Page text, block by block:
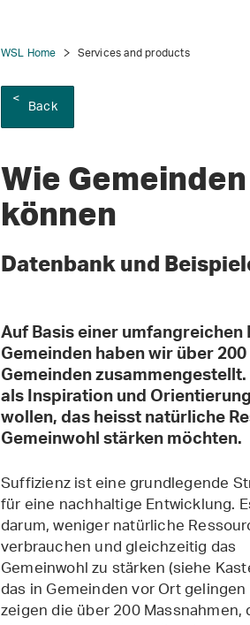
WSL Home Services and products
Back
Wie
können
Datenbank und
Auf Basis einer
Gemeinden haben wir über
Gemeinden
als Inspiration und
wollen, das heisst natürliche
Gemeinwohl stärken möchten.
Suffizienz ist eine grundlegende
für eine nachhaltige Entwicklung.
darum, weniger natürliche
verbrauchen und gleichzeitig das
Gemeinwohl zu stärken (siehe
das in Gemeinden vor Ort
zeigen die über 200 Massnahmen,